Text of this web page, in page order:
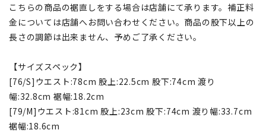
こちらの商品の裾直しをする場合は店舗にて承ります。補正料
金については店舗へお問い合わせください。商品の股下以上の
長さの調節は出来ません、予めご了承ください。
【サイズスペック】
[76/S]ウエスト:78cm 股上:22.5cm 股下:74cm 渡り
幅:32.8cm 裾幅:18.2cm
[79/M]ウエスト:81cm 股上:23cm 股下:74cm 渡り幅:33.7cm
裾幅:18.6cm